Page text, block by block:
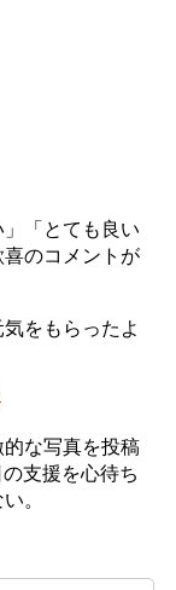
「とても良い
のコメントが
をもらったよ
な写真を投稿
支援を心待ち
。